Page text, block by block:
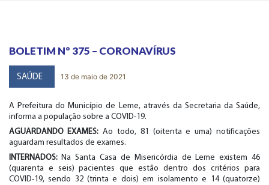
BOLETIM Nº 375 – CORONAVÍRUS
SAÚDE 13 de maio de 2021
A Prefeitura do Município de Leme, através da Secretaria da Saúde,
informa a população sobre a COVID-19.
AGUARDANDO EXAMES: Ao todo, 81 (oitenta e uma) notificações
aguardam resultados de exames.
INTERNADOS:Na Santa Casa de Misericórdia de Leme existem 46
(quarenta e seis) pacientes que estão dentro dos critérios para
COVID-19, sendo 32 (trinta e dois) em isolamento e 14 (quatorze)